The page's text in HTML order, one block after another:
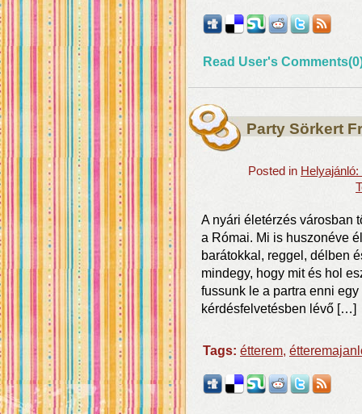
Read User's
Party Sörkert
Posted in
A nyári életérzés városban
a Római. Mi is huszonéve
barátokkal, reggel, délben
mindegy, hogy mit és hol
fussunk le a partra enni
kérdésfelvetésben lévő […]
Tags: étterem,